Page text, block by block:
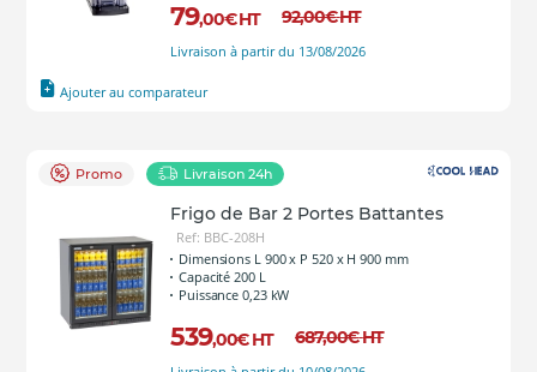
79,00€HT 92,00€HT
Livraison à partir du 13/08/2026
Ajouter au comparateur
Promo Livraison 24h
Frigo de Bar 2 Portes Battantes
Ref: BBC-208H
Dimensions L 900 x P 520 x H 900 mm
Capacité 200 L
Puissance 0,23 kW
539,00€ HT 687,00€HT